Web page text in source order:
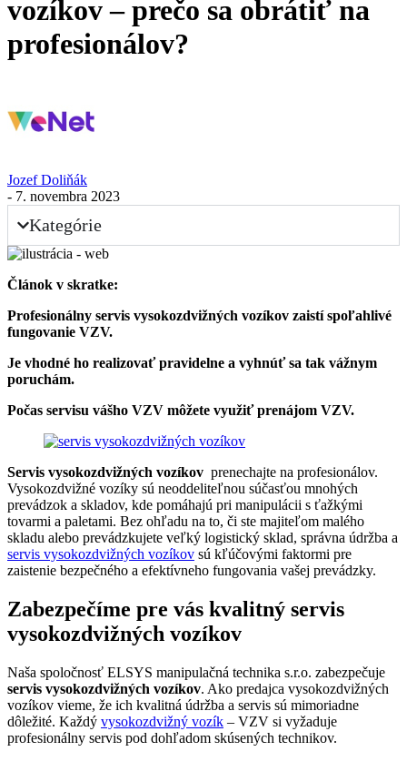
vozíkov – prečo sa obrátiť na
profesionálov?
Jozef Doliňák
- 7. novembra 2023
Kategórie
Článok v skratke:
Profesionálny servis vysokozdvižných vozíkov zaistí spoľahlivé
fungovanie VZV.
Je vhodné ho realizovať pravidelne a vyhnúť sa tak vážnym
poruchám.
Počas servisu vášho VZV môžete využiť prenájom VZV.
Servis vysokozdvižných vozíkov prenechajte na profesionálov.
Vysokozdvižné vozíky sú neoddeliteľnou súčasťou mnohých
prevádzok a skladov, kde pomáhajú pri manipulácii s ťažkými
tovarmi a paletami. Bez ohľadu na to, či ste majiteľom malého
skladu alebo prevádzkujete veľký logistický sklad, správna údržba a
servis vysokozdvižných vozíkov sú kľúčovými faktormi pre
zaistenie bezpečného a efektívneho fungovania vašej prevádzky.
Zabezpečíme pre vás kvalitný servis
vysokozdvižných vozíkov
Naša spoločnosť ELSYS manipulačná technika s.r.o. zabezpečuje
servis vysokozdvižných vozíkov. Ako predajca vysokozdvižných
vozíkov vieme, že ich kvalitná údržba a servis sú mimoriadne
dôležité. Každý vysokozdvižný vozík – VZV si vyžaduje
profesionálny servis pod dohľadom skúsených technikov.